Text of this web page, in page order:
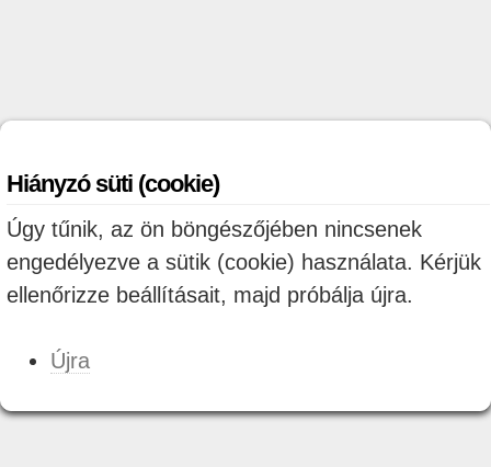
Hiányzó süti (cookie)
Úgy tűnik, az ön böngészőjében nincsenek
engedélyezve a sütik (cookie) használata. Kérjük
ellenőrizze beállításait, majd próbálja újra.
Újra